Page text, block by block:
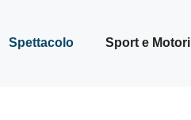
Spettacolo Sport e Motori